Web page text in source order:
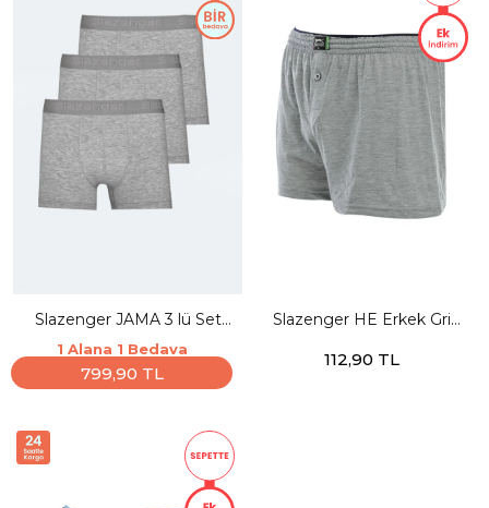
Slazenger JAMA 3 lü Set
Erkek Gri Boxer
1 Alana 1 Bedava
799,90 TL
Slazenger HE Erkek Gri
112,90 TL